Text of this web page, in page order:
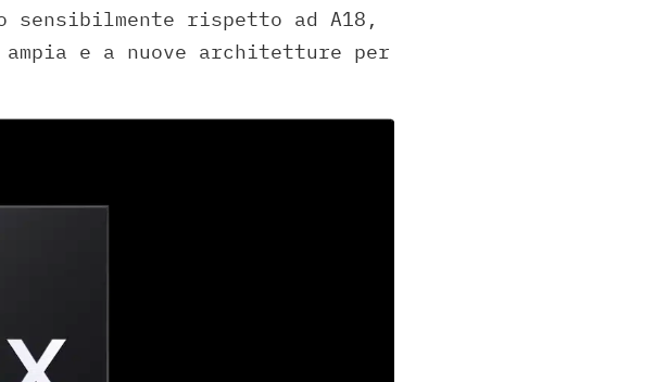
sensibilmente rispetto ad A18,
e a nuove architetture per